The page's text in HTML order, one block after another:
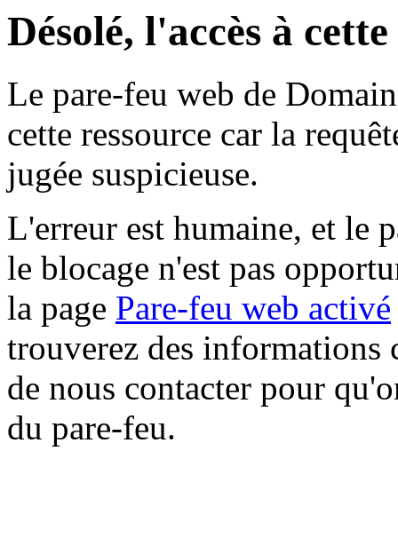
Désolé, l'accès à
Le pare-feu web de
cette ressource car la
jugée suspicieuse.
L'erreur est humaine, et le
le blocage n'est pas
la page Pare-feu web activé
trouverez des informations
de nous contacter pour
du pare-feu.